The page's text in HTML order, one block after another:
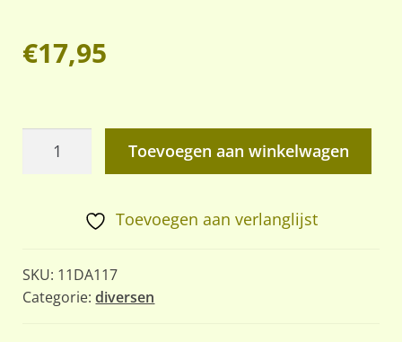
€17,95
Holster
aantal
Toevoegen aan winkelwagen
Toevoegen aan verlanglijst
SKU: 11DA117
Categorie:diversen